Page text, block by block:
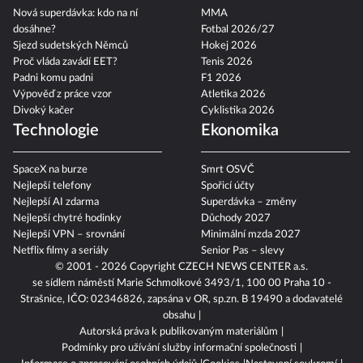
© 2001 - 2026 Copyright CZECH NEWS CENTER a.s.
se sídlem náměstí Marie Schmolkové 3493/1, 100 00 Praha 10 -
Strašnice, IČO: 02346826, zapsána v OR, sp.zn. B 19490 a dodavatelé
obsahu
Autorská práva k publikovaným materiálům
Podmínky pro užívání služby informační společnosti
Nová superdávka: kdo na ní
dosáhne?
Sjezd sudetských Němců
Proč vláda zavádí EET?
Padni komu padni
Výpověď z práce vzor
Divoký kačer
MMA
Fotbal 2026/27
Hokej 2026
Tenis 2026
F1 2026
Atletika 2026
Cyklistika 2026
Technologie
SpaceX na burze
Nejlepší telefony
Nejlepší AI zdarma
Nejlepší chytré hodinky
Nejlepší VPN – srovnání
Netflix filmy a seriály
Ekonomika
Smrt OSVČ
Spořicí účty
Superdávka – změny
Důchody 2027
Minimální mzda 2027
Senior Pas – slevy